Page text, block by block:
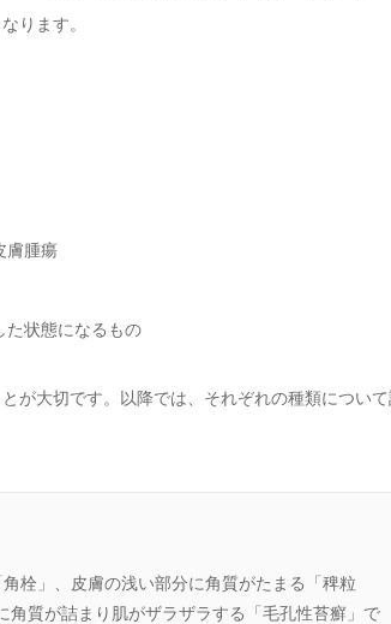
ります。
膚腫瘍
た状態になるもの
が大切です。以降では、それぞれの種類につい
栓」、皮膚の浅い部分に角質がたまる「稗粒
質が詰まり肌がザラザラする「毛孔性苔癬」で